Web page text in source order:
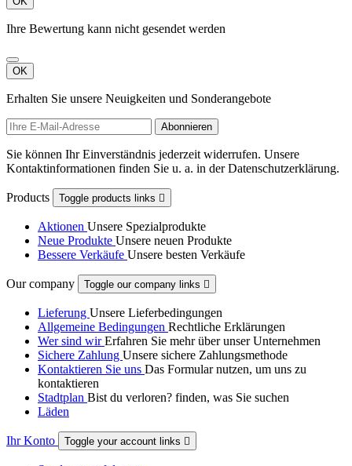
Ihre Bewertung kann nicht gesendet werden
OK
Erhalten Sie unsere Neuigkeiten und Sonderangebote
Sie können Ihr Einverständnis jederzeit widerrufen. Unsere
Kontaktinformationen finden Sie u. a. in der Datenschutzerklärung.
Products Toggle products links 
Aktionen Unsere Spezialprodukte
Neue Produkte Unsere neuen Produkte
Bessere Verkäufe Unsere besten Verkäufe
Our company Toggle our company links 
Lieferung Unsere Lieferbedingungen
Allgemeine Bedingungen Rechtliche Erklärungen
Wer sind wirErfahren Sie mehr über unser Unternehmen
Sichere Zahlung Unsere sichere Zahlungsmethode
Kontaktieren Sie uns Das Formular nutzen, um uns zu
kontaktieren
Stadtplan Bist du verloren? finden, was Sie suchen
Läden
Ihr Konto Toggle your account links 